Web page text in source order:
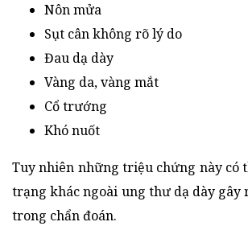
Nôn mửa
Sụt cân không rõ lý do
Đau dạ dày
Vàng da, vàng mắt
Cổ trướng
Khó nuốt
Tuy nhiên những triệu chứng này có
trạng khác ngoài ung thư dạ dày gây
trong chẩn đoán.